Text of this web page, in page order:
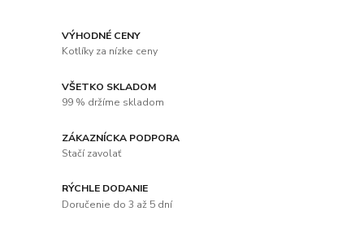
VÝHODNÉ CENY
Kotlíky za nízke ceny
VŠETKO SKLADOM
99 % držíme skladom
ZÁKAZNÍCKA PODPORA
Stačí zavolať
RÝCHLE DODANIE
Doručenie do 3 až 5 dní